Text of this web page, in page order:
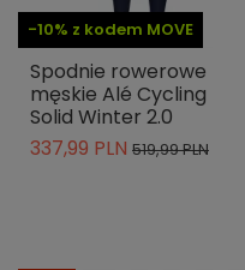
-10% z kodem MOVE
Spodnie rowerowe
męskie Alé Cycling
Solid Winter 2.0
337,99 PLN 519,99 PLN